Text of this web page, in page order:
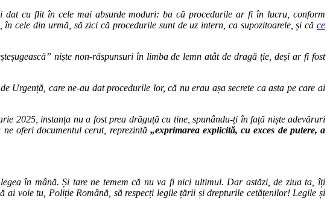
dat cu flit în cele mai absurde moduri: ba că procedurile ar fi în lucru, conform
în cele din urmă, să zici că procedurile sunt de uz intern, ca supozitoarele, și căce
niște non-răspunsuri în limba de lemn atât de dragă ție, deși ar fi fost
Urgență, care ne-au dat procedurile lor, că nu erau așa secrete ca asta pe care ai
2025, instanța nu a fost prea drăguță cu tine, spunându-ți în față niște adevăruri
oferi documentul cerut, reprezintă„exprimarea explicită, cu exces de putere, a
în mână. Și tare ne temem că nu va fi nici ultimul. Dar astăzi, de ziua ta, îți
voie tu, Poliție Română, să respecți legile țării și drepturile cetățenilor! Legile și